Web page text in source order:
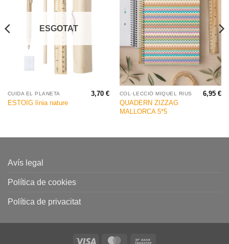
ESGOTAT
CUIDA EL PLANETA
ESTOIG línia nature
3,70€ COL·LECCIÓ MIQUEL RIUS
QUADERN ZIZZAG
MALLORCA 5*5
6,95€
Avís legal
Política de cookies
Política de privacitat
Visa MasterCard